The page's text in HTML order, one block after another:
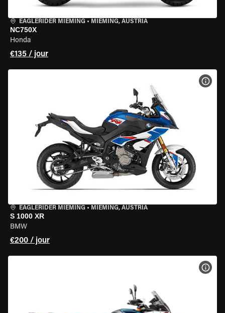
EAGLERIDER MIEMING • MIEMING, AUSTRIA
NC750X
Honda
€135 / jour
EAGLERIDER MIEMING • MIEMING, AUSTRIA
S 1000 XR
BMW
€200 / jour